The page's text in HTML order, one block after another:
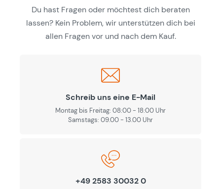
Du hast Fragen oder möchtest dich beraten
lassen? Kein Problem, wir unterstützen dich bei
allen Fragen vor und nach dem Kauf.
Schreib uns eine E-Mail
Montag bis Freitag: 08:00 - 18:00 Uhr
Samstags: 09.00 - 13.00 Uhr
+49 2583 30032 0